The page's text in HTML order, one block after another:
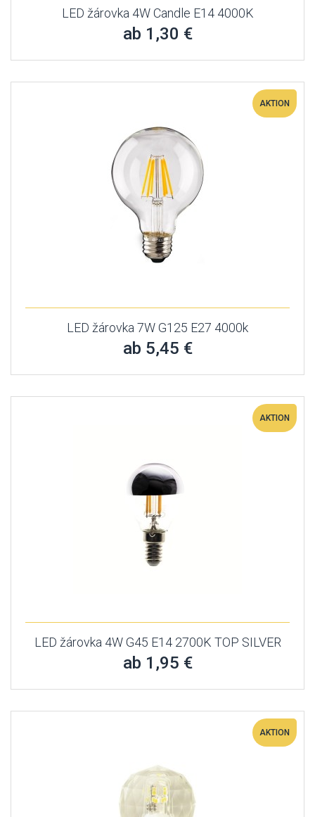
LED žárovka 4W Candle E14 4000K
ab 1,30 €
AKTION
LED žárovka 7W G125 E27 4000k
ab 5,45 €
AKTION
LED žárovka 4W G45 E14 2700K TOP SILVER
ab 1,95 €
AKTION